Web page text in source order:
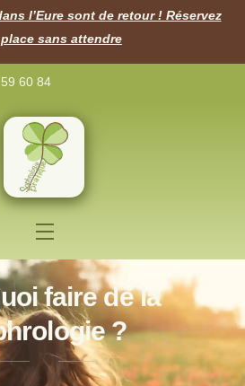
l’Eure sont de retour ! Réservez
sans attendre
60 84
Menu
faire de la
?